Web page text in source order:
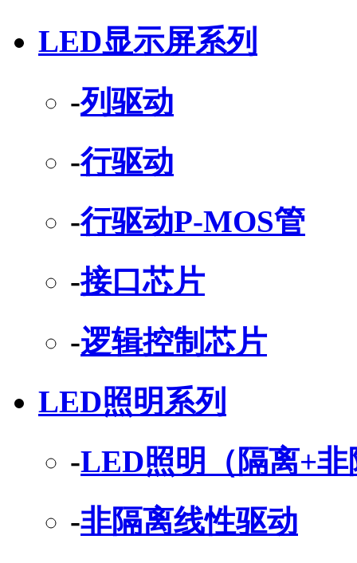
LED显示屏系列
-列驱动
-行驱动
-行驱动P-MOS管
-接口芯片
-逻辑控制芯片
LED照明系列
-LED照明（隔离+非
-非隔离线性驱动